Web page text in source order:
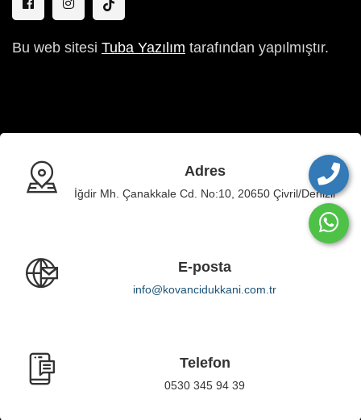
Bu web sitesi Tuba Yazılım tarafından yapılmıştır.
Adres
İğdir Mh. Çanakkale Cd. No:10, 20650 Çivril/Denizli
E-posta
info@kovancidukkani.com.tr
Telefon
0530 345 94 39